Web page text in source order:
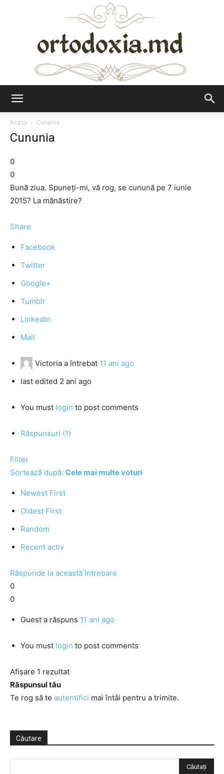
Acasă
Cununia
Cununia
0
0
Bună ziua. Spuneți-mi, vă rog, se cunună pe 7 iunie
2015? La mănăstire?
Share
Facebook
Twitter
Google+
Tumblr
LinkedIn
Mail
Victoria a întrebat 11 ani ago
last edited 2 ani ago
You must login to post comments
Răspunsuri (1)
Filter
Sortează după: Cele mai multe voturi
Newest First
Oldest First
Random
Recent activ
Răspunde la această întrebare
0
0
Guest a răspuns 11 ani ago
You must login to post comments
Afișare 1 rezultat
Răspunsul tău
Te rog să te autentifici mai întâi pentru a trimite.
Căutare